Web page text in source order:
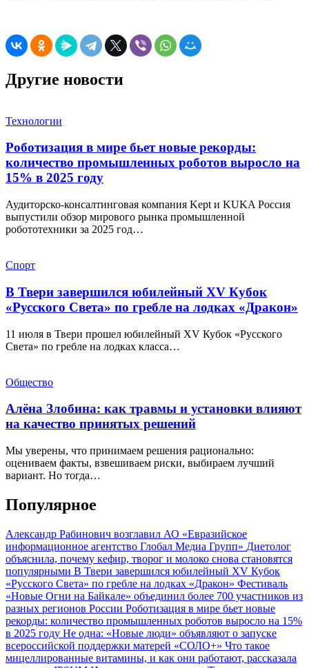
Другие новости
Технологии
Роботизация в мире бьет новые рекорды:
количество промышленных роботов выросло на
15% в 2025 году
Аудиторско-консалтинговая компания Kept и KUKA Россия
выпустили обзор мирового рынка промышленной
робототехники за 2025 год…
Спорт
В Твери завершился юбилейный XV Кубок
«Русского Света» по гребле на лодках «Дракон»
11 июля в Твери прошел юбилейный XV Кубок «Русского
Света» по гребле на лодках класса…
Общество
Алёна Злобина: как травмы и установки влияют
на качество принятых решений
Мы уверены, что принимаем решения рационально:
оцениваем факты, взвешиваем риски, выбираем лучший
вариант. Но тогда…
Популярное
Александр Рабинович возглавил АО «Евразийское
информационное агентство Глобал Медиа Групп» Диетолог
объяснила, почему кефир, творог и молоко снова становятся
популярными В Твери завершился юбилейный XV Кубок
«Русского Света» по гребле на лодках «Дракон» Фестиваль
«Новые Огни на Байкале» объединил более 700 участников из
разных регионов России Роботизация в мире бьет новые
рекорды: количество промышленных роботов выросло на 15%
в 2025 году Не одна: «Новые люди» объявляют о запуске
всероссийской поддержки матерей «СОЛО+» Что такое
мицеллированные витамины, и как они работают, рассказала